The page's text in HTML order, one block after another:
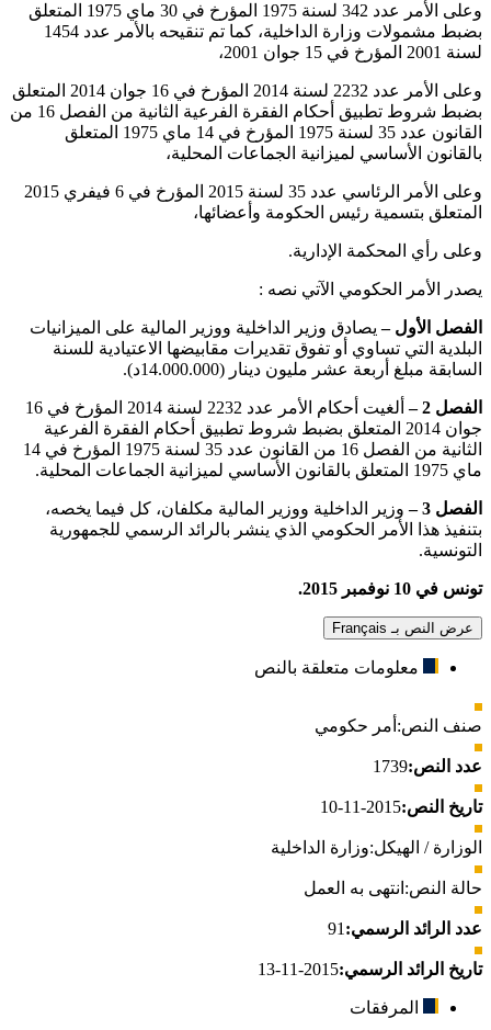
وعلى الأمر عدد 342 لسنة 1975 المؤرخ في 30 ماي 1975 المتعلق
بضبط مشمولات وزارة الداخلية، كما تم تنقيحه بالأمر عدد 1454
لسنة 2001 المؤرخ في 15 جوان 2001،
وعلى الأمر عدد 2232 لسنة 2014 المؤرخ في 16 جوان 2014 المتعلق
بضبط شروط تطبيق أحكام الفقرة الفرعية الثانية من الفصل 16 من
القانون عدد 35 لسنة 1975 المؤرخ في 14 ماي 1975 المتعلق
بالقانون الأساسي لميزانية الجماعات المحلية،
وعلى الأمر الرئاسي عدد 35 لسنة 2015 المؤرخ في 6 فيفري 2015
المتعلق بتسمية رئيس الحكومة وأعضائها،
وعلى رأي المحكمة الإدارية.
يصدر الأمر الحكومي الآتي نصه :
الفصل الأول –يصادق وزير الداخلية ووزير المالية على الميزانيات
البلدية التي تساوي أو تفوق تقديرات مقابيضها الاعتيادية للسنة
السابقة مبلغ أربعة عشر مليون دينار (14.000.000د).
الفصل 2 –
ألغيت أحكام الأمر عدد 2232 لسنة 2014 المؤرخ في 16
جوان 2014 المتعلق بضبط شروط تطبيق أحكام الفقرة الفرعية
الثانية من الفصل 16 من القانون عدد 35 لسنة 1975 المؤرخ في 14
ماي 1975 المتعلق بالقانون الأساسي لميزانية الجماعات المحلية.
الفصل 3 –
وزير الداخلية ووزير المالية مكلفان، كل فيما يخصه،
بتنفيذ هذا الأمر الحكومي الذي ينشر بالرائد الرسمي للجمهورية
التونسية.
تونس في 10 نوفمبر 2015.
عرض النص بـ Français
معلومات متعلقة بالنص
صنف النص: أمر حكومي
عدد النص:1739
تاريخ النص:2015-11-10
الوزارة / الهيكل:وزارة الداخلية
حالة النص: انتهى به العمل
عدد الرائد الرسمي: 91
تاريخ الرائد الرسمي:2015-11-13
المرفقات